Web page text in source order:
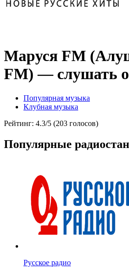
Маруся FM
FM) — слушать
Популярная музыка
Клубная музыка
Рейтинг: 4.3/5 (203 голосов)
Популярные
Русское радио